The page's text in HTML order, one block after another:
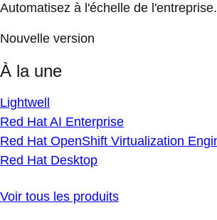
Automatisez à l'échelle de l'entreprise.
Nouvelle version
À la une
Lightwell
Red Hat AI Enterprise
Red Hat OpenShift Virtualization
Red Hat Desktop
Voir tous les produits